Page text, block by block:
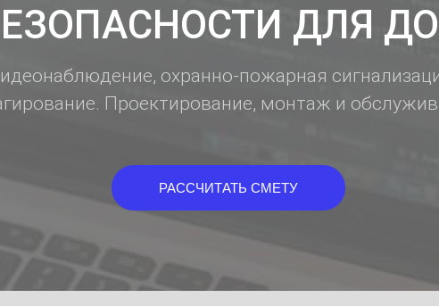
ДЛЯ
охранно-пожарная
Проектирование, монтаж и
РАССЧИТАТЬ СМЕТУ